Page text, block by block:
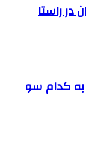
در راستا
به کدام سو